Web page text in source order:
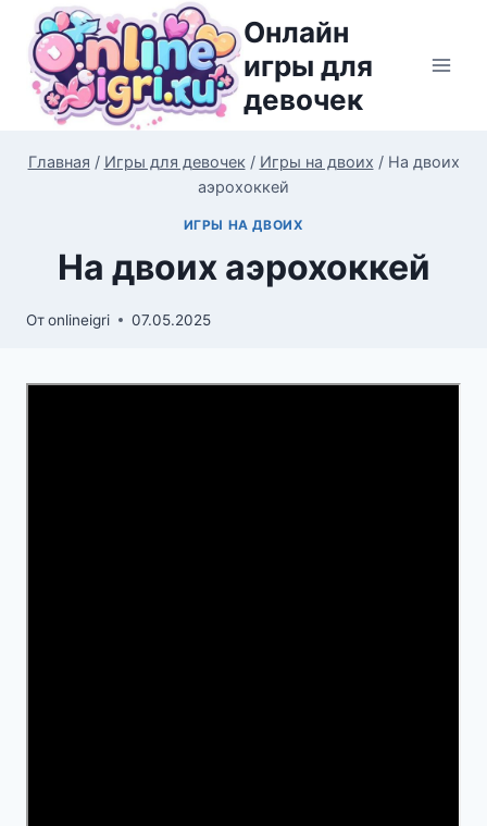
Перейти
содержимому
Онлайн
игры для
девочек
Главная / Игры для девочек / Игры на двоих / На двоих
аэрохоккей
ИГРЫ НА ДВОИХ
На двоих аэрохоккей
Отonlineigri 07.05.2025